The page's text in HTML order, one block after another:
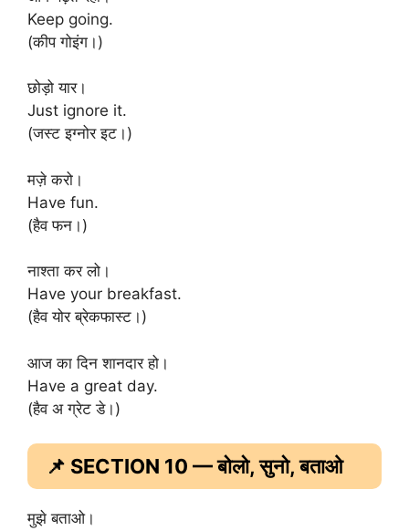
Keep going.
(कीप गोइंग।)
छोड़ो यार।
Just ignore it.
(जस्ट इग्नोर इट।)
मज़े करो।
Have fun.
(हैव फन।)
नाश्ता कर लो।
Have your breakfast.
(हैव योर ब्रेकफास्ट।)
आज का दिन शानदार हो।
Have a great day.
(हैव अ ग्रेट डे।)
📌 SECTION 10 — बोलो, सुनो, बताओ
मुझे बताओ।